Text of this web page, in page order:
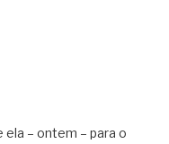
ela – ontem – para o